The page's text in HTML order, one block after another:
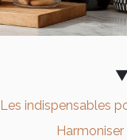
Les indispensables